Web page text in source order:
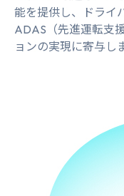
能を提供し、ドライ
ADAS（先進運転支
ョンの実現に寄与し